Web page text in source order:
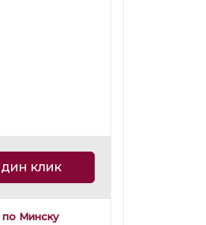
клик
Минску